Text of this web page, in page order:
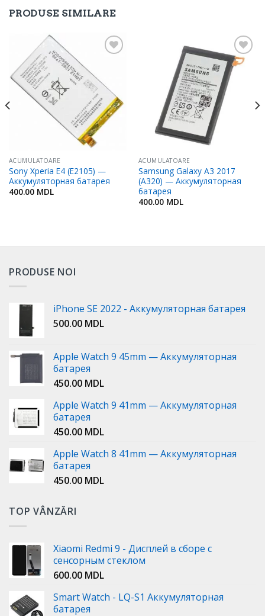
PRODUSE SIMILARE
Favorite
ACUMULATOARE
Sony Xperia E4 (E2105) —
Аккумуляторная батарея
400.00 MDL
Adaugă
Favorite
ACUMULATOARE
Samsung Galaxy A3 2017
(A320) — Аккумуляторная
батарея
400.00 MDL
PRODUSE NOI
iPhone SE 2022 - Аккумуляторная батарея
500.00 MDL
Apple Watch 9 45mm — Аккумуляторная
батарея
450.00 MDL
Apple Watch 9 41mm — Аккумуляторная
батарея
450.00 MDL
Apple Watch 8 41mm — Аккумуляторная
батарея
450.00 MDL
TOP VÂNZĂRI
Xiaomi Redmi 9 - Дисплей в сборе с
сенсорным стеклом
600.00 MDL
Smart Watch - LQ-S1 Аккумуляторная
батарея